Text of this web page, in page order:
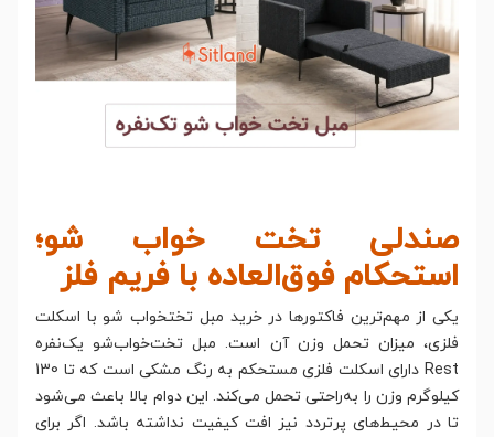
صندلی تخت خواب شو؛
استحکام فوق‌العاده با فریم فلز
یکی از مهم‌ترین فاکتورها در خرید مبل تختخواب شو با اسکلت
فلزی، میزان تحمل وزن آن است. مبل تخت‌خواب‌شو یک‌نفره
Rest دارای اسکلت فلزی مستحکم به رنگ مشکی است که تا 130
کیلوگرم وزن را به‌راحتی تحمل می‌کند. این دوام بالا باعث می‌شود
تا در محیط‌های پرتردد نیز افت کیفیت نداشته باشد. اگر برای